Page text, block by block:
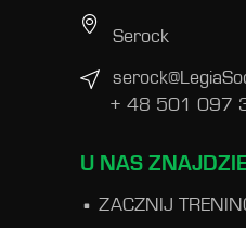
Serock
+ 48 501 097
U NAS
ZACZNIJ